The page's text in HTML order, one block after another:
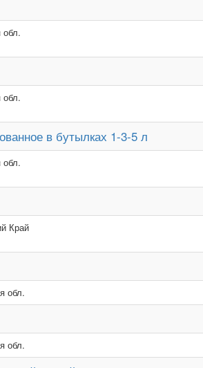
обл.
обл.
в бутылках 1-3-5 л
обл.
Край
обл.
обл.